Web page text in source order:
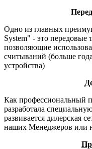
Одно из главных
System" - это передовые
позволяющие
считываний (больше
устройства)
Как
разработала
развивается дилерская
наших Менеджеров или